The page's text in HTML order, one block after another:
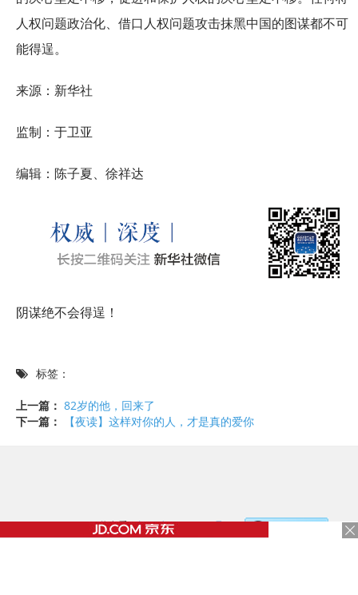
人权问题政治化、借口人权问题攻击抹黑中国的图谋都不可
能得逞。
来源：新华社
监制：于卫亚
编辑：陈子夏、徐祥达
阴谋绝不会得逞！
标签：
上一篇： 82岁的他，回来了
下一篇：
【夜读】这样对你的人，才是真的爱你
©2017 - 2020 / 信息看 /粤ICP备17153186号-2，